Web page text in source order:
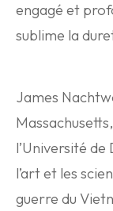
engagé et
sublime la
James
l’Université
l’art et les
guerre du